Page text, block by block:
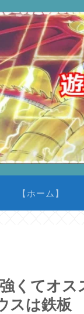
【ホーム】
くてオス
スは鉄板